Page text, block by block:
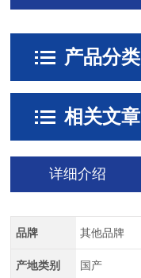
产品分类
相关文章
详细介绍
品牌 其他品牌
产地类别 国产